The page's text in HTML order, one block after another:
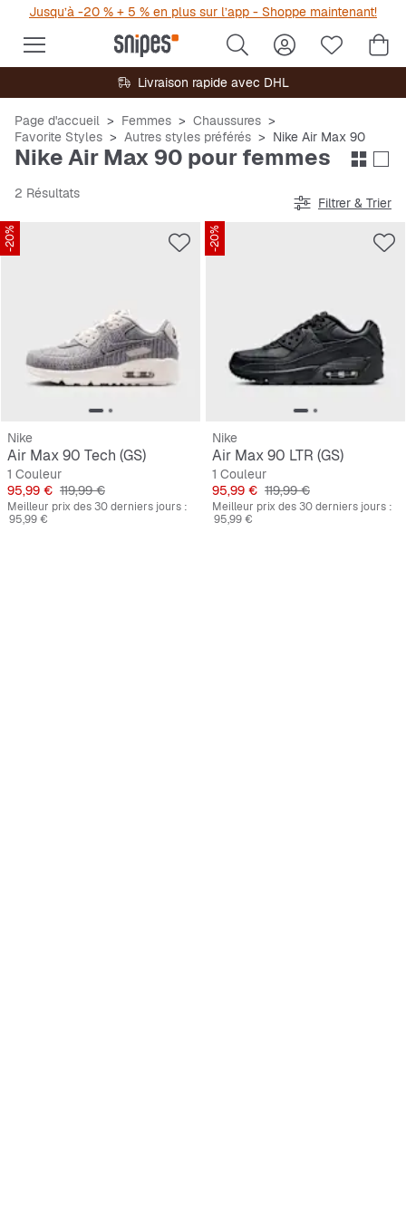
Jusqu’à -20 % + 5 % en plus sur l’app - Shoppe maintenant!
Livraison rapide avec DHL
Page d'accueil Femmes
Chaussures
Favorite Styles
Autres styles préférés Nike Air Max 90
Nike Air Max 90 pour femmes
2 Résultats
Filtrer & Trier
-20%
Nike
Air Max 90 Tech (GS)
1 Couleur
Prix
95,99 € Prix original
119,99 €
Meilleur prix des 30 derniers jours :
95,99 €
-20%
Nike
Air Max 90 LTR (GS)
1 Couleur
Prix
95,99 € Prix original
119,99 €
Meilleur prix des 30 derniers jours :
95,99 €